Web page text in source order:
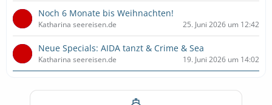
Noch 6 Monate bis Weihnachten!
Katharina seereisen.de 25. Juni 2026 um 12:42
Neue Specials: AIDA tanzt & Crime & Sea
Katharina seereisen.de 19. Juni 2026 um 14:02